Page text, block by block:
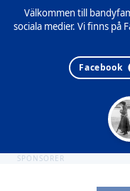
Välkommen till
sociala medier. Vi finns på
Facebook
SPONSORER